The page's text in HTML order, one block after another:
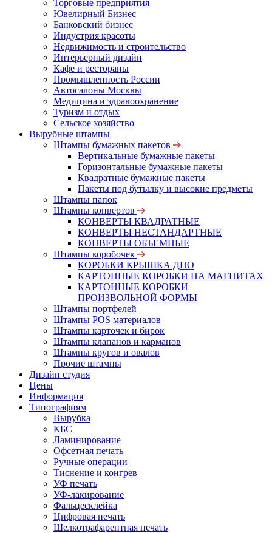
Торговые предприятия
Ювелирный Бизнес
Банковский бизнес
Индустрия красоты
Недвижимость и строительство
Интерьерный дизайн
Кафе и рестораны
Промышленность России
Автосалоны Москвы
Медицина и здравоохранение
Туризм и отдых
Сельское хозяйство
Вырубные штампы
Штампы бумажных пакетов
Вертикальные бумажные пакеты
Горизонтальные бумажные пакеты
Квадратные бумажные пакеты
Пакеты под бутылку и высокие предметы
Штампы папок
Штампы конвертов
КОНВЕРТЫ КВАДРАТНЫЕ
КОНВЕРТЫ НЕСТАНДАРТНЫЕ
КОНВЕРТЫ ОБЪЕМНЫЕ
Штампы коробочек
КОРОБКИ КРЫШКА ДНО
КАРТОННЫЕ КОРОБКИ НА МАГНИТАХ
КАРТОННЫЕ КОРОБКИ
ПРОИЗВОЛЬНОЙ ФОРМЫ
Штампы портфелей
Штампы POS материалов
Штампы карточек и бирок
Штампы клапанов и карманов
Штампы кругов и овалов
Прочие штампы
Дизайн студия
Цены
Информация
Типографиям
Вырубка
КБС
Ламинирование
Офсетная печать
Ручные операции
Тиснение и конгрев
УФ печать
УФ-лакирование
Фальцесклейка
Цифровая печать
Шелкотрафарентная печать